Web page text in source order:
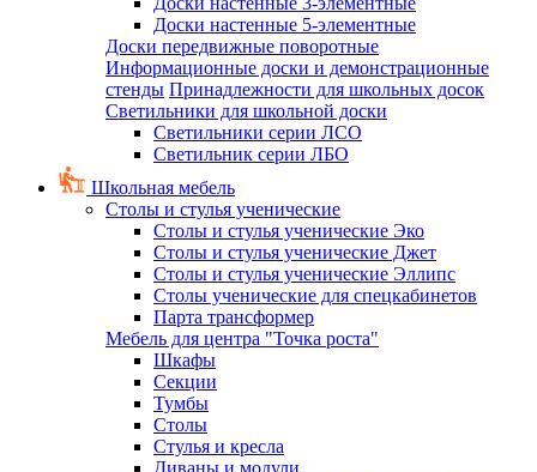
Доски настенные 5-элементные
Доски передвижные поворотные
Информационные доски и демонстрационные
стенды Принадлежности для школьных досок
Светильники для школьной доски
Светильники серии ЛСО
Светильник серии ЛБО
Школьная мебель
Столы и стулья ученические
Столы и стулья ученические Эко
Столы и стулья ученические Джет
Столы и стулья ученические Эллипс
Столы ученические для спецкабинетов
Парта трансформер
Мебель для центра "Точка роста"
Шкафы
Секции
Тумбы
Столы
Стулья и кресла
Диваны и модули